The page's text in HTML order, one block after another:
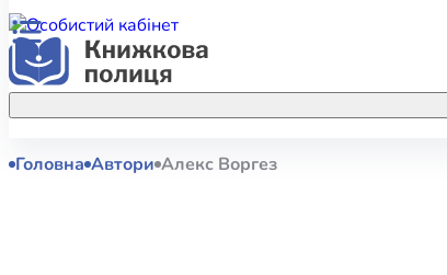
Акційні пропозиції
Головна Автори Алекс Воргез